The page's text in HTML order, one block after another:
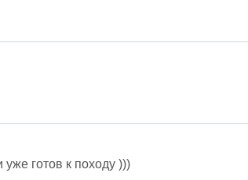
уже готов к походу )))